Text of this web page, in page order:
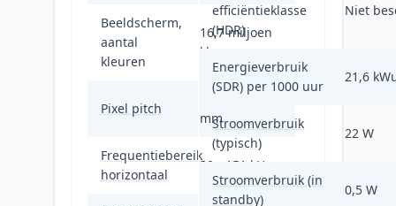
Beeldscherm,
aantal
kleuren
16,7 miljoen
kleuren
Pixel pitch
0,233 x 0,233
mm
Frequentiebereik
horizontaal
30 - 151 kHz
efficiëntieklasse
(HDR)
Niet
Energieverbruik
(SDR) per 1000 uur
21,6
Stroomverbruik
(typisch)
22 W
Stroomverbruik (in
standby)
0,5 W